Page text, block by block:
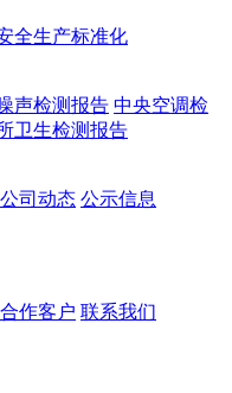
全生产标准化
声检测报告 中央空调检
卫生检测报告
公司动态 公示信息
合作客户 联系我们